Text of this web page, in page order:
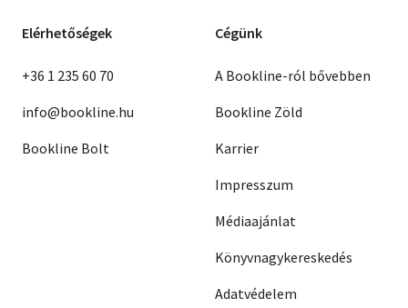
Elérhetőségek
+36 1 235 60 70
info@bookline.hu
Bookline Bolt
Cégünk
A Bookline-ról bővebben
Bookline Zöld
Karrier
Impresszum
Médiaajánlat
Könyvnagykereskedés
Adatvédelem